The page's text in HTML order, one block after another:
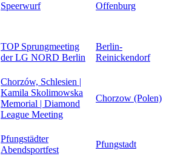
Speerwurf Offenburg
TOP Sprungmeeting
der LG NORD Berlin
Berlin-
Reinickendorf
Chorzów, Schlesien |
Kamila Skolimowska
Memorial | Diamond
League Meeting
Chorzow (Polen)
Pfungstädter
Abendsportfest
Pfungstadt